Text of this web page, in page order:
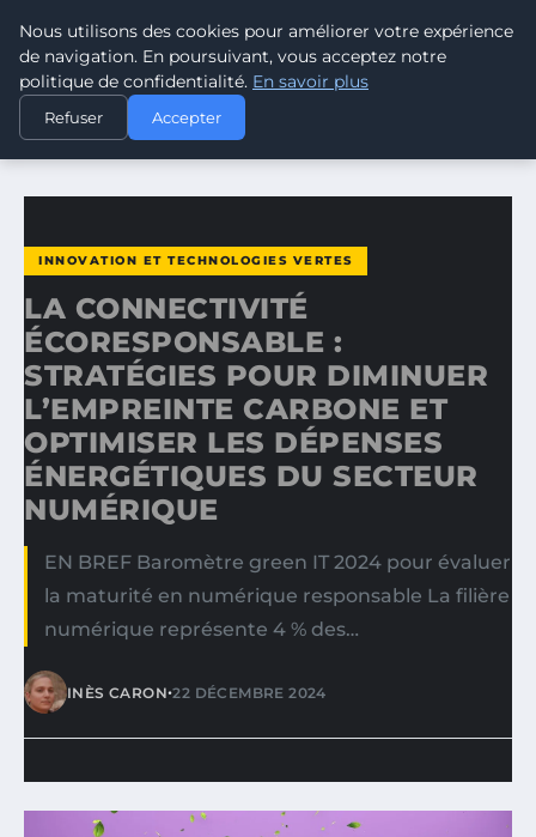
CLIMATE GUARDIAN
ACCUEIL
INNOVATION ET TECHNOLOGIES VERTES
LA CONNECTIVITÉ ÉCORESPONSABLE : STRATÉGIES POUR…
INNOVATION ET TECHNOLOGIES VERTES
LA CONNECTIVITÉ
ÉCORESPONSABLE :
STRATÉGIES POUR DIMINUER
L’EMPREINTE CARBONE ET
OPTIMISER LES DÉPENSES
ÉNERGÉTIQUES DU SECTEUR
NUMÉRIQUE
EN BREF Baromètre green IT 2024 pour évaluer
la maturité en numérique responsable La filière
numérique représente 4 % des…
INÈS CARON•22 DÉCEMBRE 2024
Nous utilisons des cookies pour améliorer votre expérience
de navigation. En poursuivant, vous acceptez notre
politique de confidentialité. En savoir plus
Refuser Accepter